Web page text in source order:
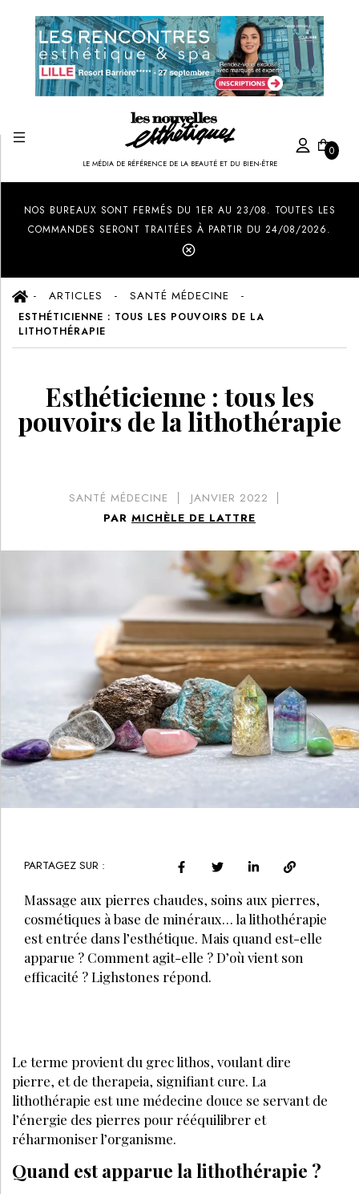
LE MÉDIA DE RÉFÉRENCE DE LA BEAUTÉ ET DU BIEN-ÊTRE
0
NOS BUREAUX SONT FERMÉS DU 1ER AU 23/08. TOUTES LES
COMMANDES SERONT TRAITÉES À PARTIR DU 24/08/2026.
ARTICLES SANTÉ MÉDECINE
ESTHÉTICIENNE : TOUS LES POUVOIRS DE LA
LITHOTHÉRAPIE
Esthéticienne : tous les
pouvoirs de la lithothérapie
SANTÉ MÉDECINE
JANVIER 2022
PAR MICHÈLE DE LATTRE
PARTAGEZ SUR :
Massage aux pierres chaudes, soins aux pierres,
cosmétiques à base de minéraux… la lithothérapie
est entrée dans l’esthétique. Mais quand est-elle
apparue ? Comment agit-elle ? D’où vient son
efficacité ? Lighstones répond.
Le terme provient du grec lithos, voulant dire
pierre, et de therapeia, signifiant cure. La
lithothérapie est une médecine douce se servant de
l’énergie des pierres pour rééquilibrer et
réharmoniser l’organisme.
Quand est apparue la lithothérapie ?